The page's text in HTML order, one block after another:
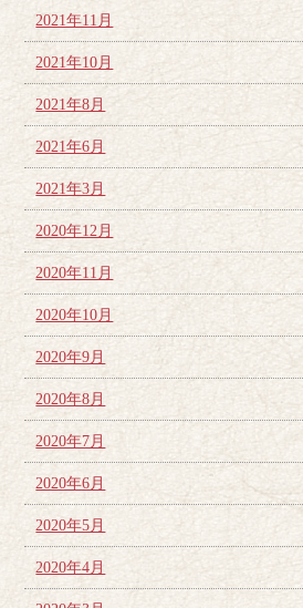
2021年11月
2021年10月
2021年8月
2021年6月
2021年3月
2020年12月
2020年11月
2020年10月
2020年9月
2020年8月
2020年7月
2020年6月
2020年5月
2020年4月